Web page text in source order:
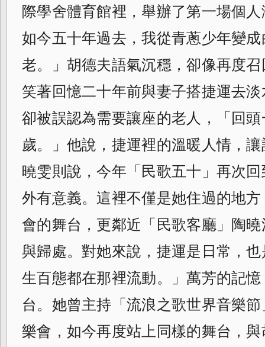
際學舍體育館裡，舉辦了第一場個
如今五十年過去，我從青蔥少年變
老。」胡德夫語氣沉穩，卻像再度
笑著回憶二十年前與妻子搭捷運去
卻被誤認為需要讓座的老人，「回
歲。」他說，捷運裡的溫暖人情，
曉雯則說，今年「民歌五十」再次
外有意義。這裡不僅是她住過的地
會的舞台，更鄰近「民歌客廳」陶
與歸處。對她來說，捷運是日常，
生百態都在那裡流動。」萬芳的記
台。她曾主持「流浪之歌世界音樂
樂會，如今再度站上同樣的舞台，